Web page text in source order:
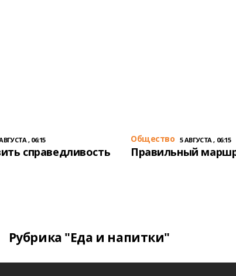
, 06:15
справедливость
Общество 5 АВГУСТА , 06:15
Правильный
Рубрика "Еда и напитки"